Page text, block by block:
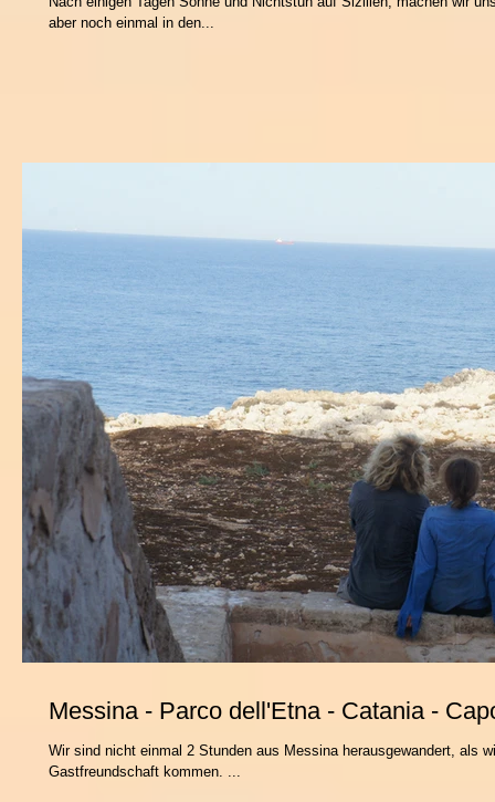
aber noch einmal in den...
Messina - Parco dell'Etna - Catania -
Wir sind nicht einmal 2 Stunden aus Messina herausgewandert, als
Gastfreundschaft kommen. ...